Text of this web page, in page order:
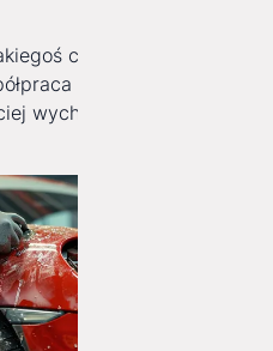
czasu obserwuję, jak
White-Label dla
wychodzą poza Polskę.